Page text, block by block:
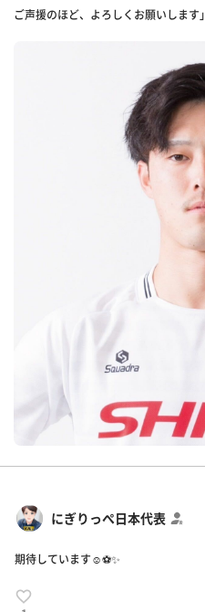
ご声援のほど、よろしくお願いします」
にぎりっぺ日本代表
期待しています☺️⚽️✨